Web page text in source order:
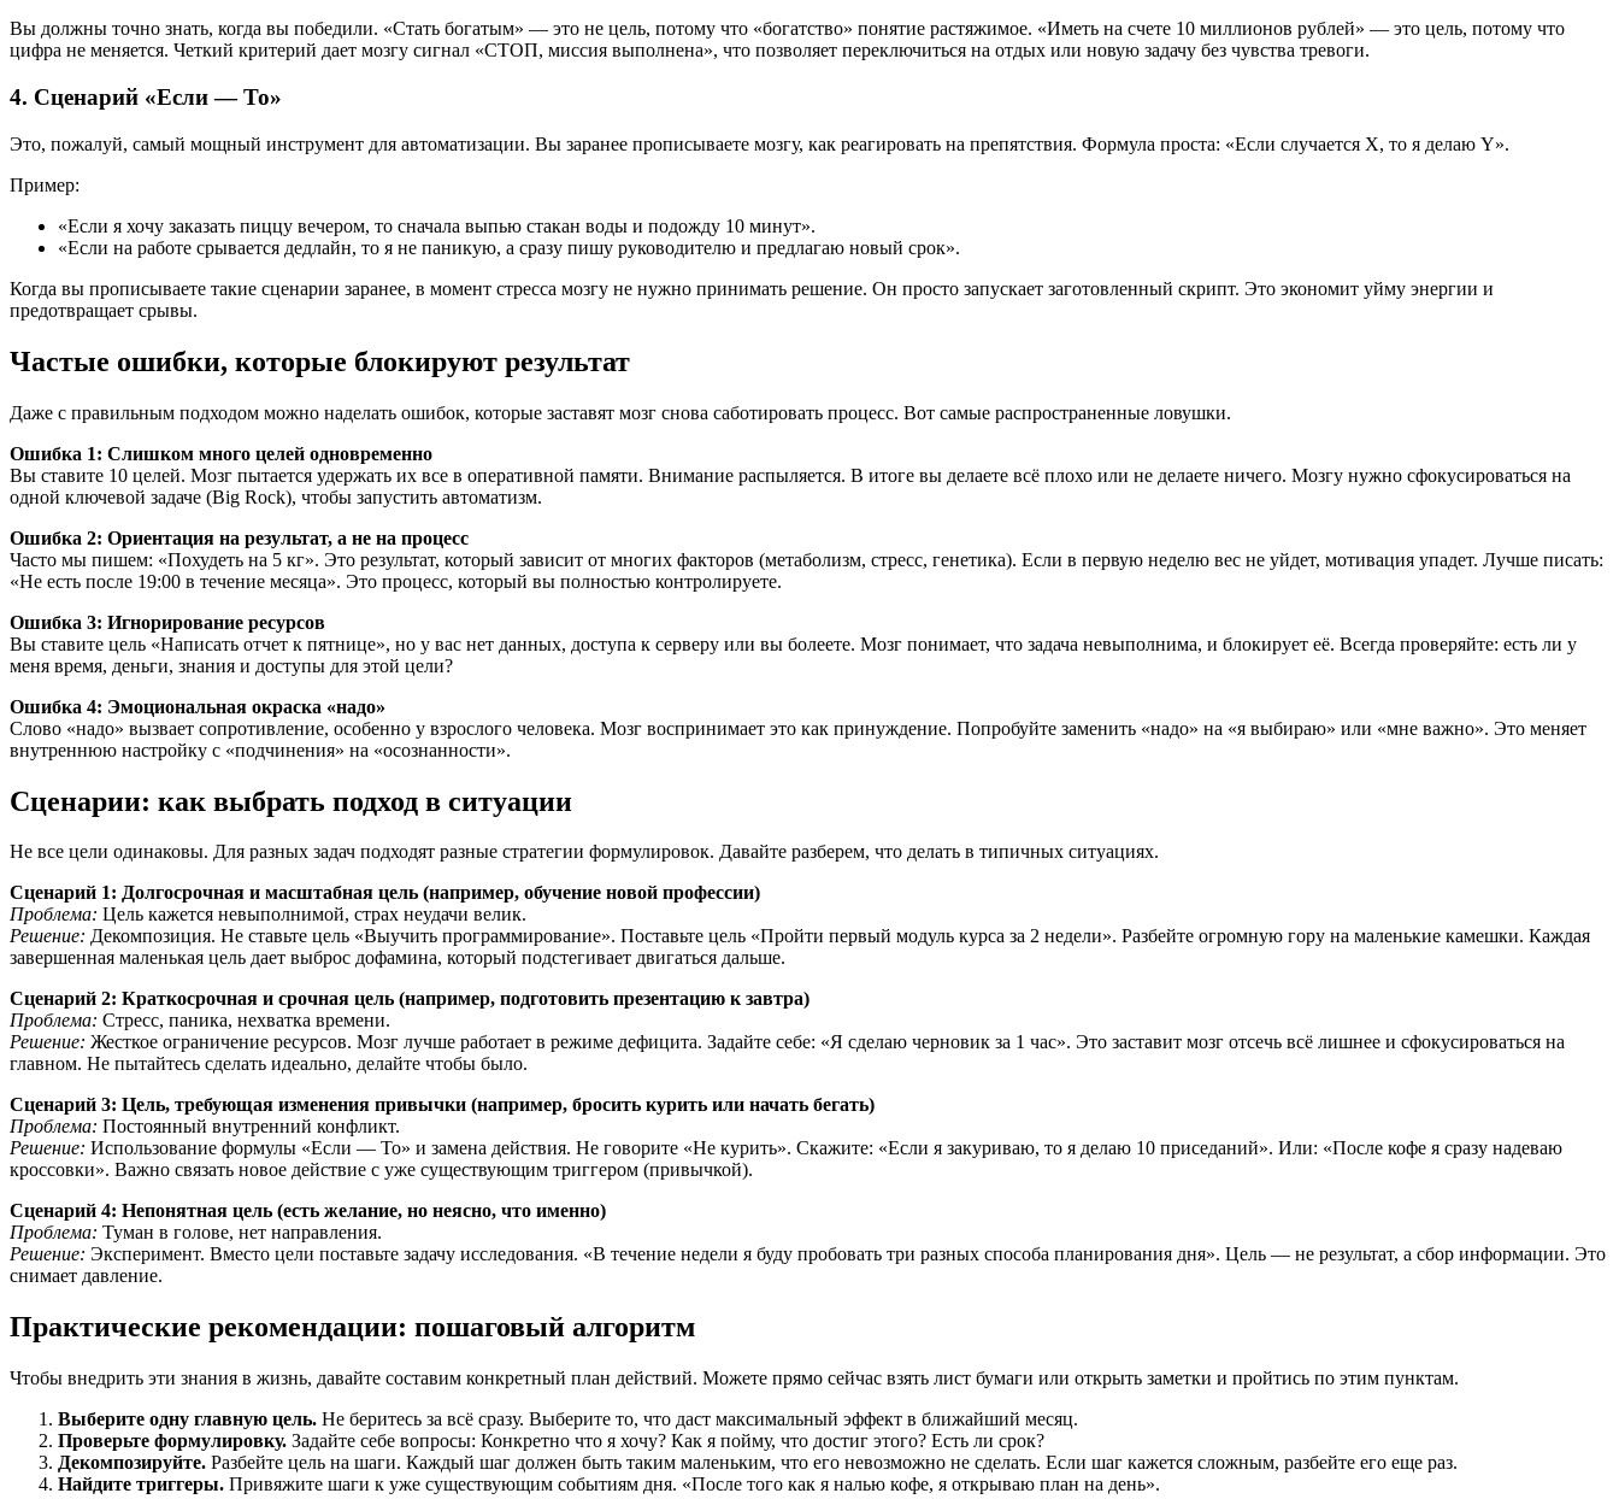
Вы должны точно знать, когда вы победили. «Стать богатым» — это не цель, потому что «богатство» понятие растяжимое. «Иметь на счете 10 миллионов рублей» — это цель, потому что
цифра не меняется. Четкий критерий дает мозгу сигнал «СТОП, миссия выполнена», что позволяет переключиться на отдых или новую задачу без чувства тревоги.
4. Сценарий «Если — То»
Это, пожалуй, самый мощный инструмент для автоматизации. Вы заранее прописываете мозгу, как реагировать на препятствия. Формула проста: «Если случается Х, то я делаю Y».
Пример:
«Если я хочу заказать пиццу вечером, то сначала выпью стакан воды и подожду 10 минут».
«Если на работе срывается дедлайн, то я не паникую, а сразу пишу руководителю и предлагаю новый срок».
Когда вы прописываете такие сценарии заранее, в момент стресса мозгу не нужно принимать решение. Он просто запускает заготовленный скрипт. Это экономит уйму энергии и
предотвращает срывы.
Частые ошибки, которые блокируют результат
Даже с правильным подходом можно наделать ошибок, которые заставят мозг снова саботировать процесс. Вот самые распространенные ловушки.
Ошибка 1: Слишком много целей одновременно
Вы ставите 10 целей. Мозг пытается удержать их все в оперативной памяти. Внимание распыляется. В итоге вы делаете всё плохо или не делаете ничего. Мозгу нужно сфокусироваться на
одной ключевой задаче (Big Rock), чтобы запустить автоматизм.
Ошибка 2: Ориентация на результат, а не на процесс
Часто мы пишем: «Похудеть на 5 кг». Это результат, который зависит от многих факторов (метаболизм, стресс, генетика). Если в первую неделю вес не уйдет, мотивация упадет. Лучше писать:
«Не есть после 19:00 в течение месяца». Это процесс, который вы полностью контролируете.
Ошибка 3: Игнорирование ресурсов
Вы ставите цель «Написать отчет к пятнице», но у вас нет данных, доступа к серверу или вы болеете. Мозг понимает, что задача невыполнима, и блокирует её. Всегда проверяйте: есть ли у
меня время, деньги, знания и доступы для этой цели?
Ошибка 4: Эмоциональная окраска «надо»
Слово «надо» вызвает сопротивление, особенно у взрослого человека. Мозг воспринимает это как принуждение. Попробуйте заменить «надо» на «я выбираю» или «мне важно». Это меняет
внутреннюю настройку с «подчинения» на «осознанности».
Сценарии: как выбрать подход в ситуации
Не все цели одинаковы. Для разных задач подходят разные стратегии формулировок. Давайте разберем, что делать в типичных ситуациях.
Сценарий 1: Долгосрочная и масштабная цель (например, обучение новой профессии)
Проблема: Цель кажется невыполнимой, страх неудачи велик.
Решение: Декомпозиция. Не ставьте цель «Выучить программирование». Поставьте цель «Пройти первый модуль курса за 2 недели». Разбейте огромную гору на маленькие камешки. Каждая
завершенная маленькая цель дает выброс дофамина, который подстегивает двигаться дальше.
Сценарий 2: Краткосрочная и срочная цель (например, подготовить презентацию к завтра)
Проблема: Стресс, паника, нехватка времени.
Решение: Жесткое ограничение ресурсов. Мозг лучше работает в режиме дефицита. Задайте себе: «Я сделаю черновик за 1 час». Это заставит мозг отсечь всё лишнее и сфокусироваться на
главном. Не пытайтесь сделать идеально, делайте чтобы было.
Сценарий 3: Цель, требующая изменения привычки (например, бросить курить или начать бегать)
Проблема: Постоянный внутренний конфликт.
Решение: Использование формулы «Если — То» и замена действия. Не говорите «Не курить». Скажите: «Если я закуриваю, то я делаю 10 приседаний». Или: «После кофе я сразу надеваю
кроссовки». Важно связать новое действие с уже существующим триггером (привычкой).
Сценарий 4: Непонятная цель (есть желание, но неясно, что именно)
Проблема: Туман в голове, нет направления.
Решение: Эксперимент. Вместо цели поставьте задачу исследования. «В течение недели я буду пробовать три разных способа планирования дня». Цель — не результат, а сбор информации. Это
снимает давление.
Практические рекомендации: пошаговый алгоритм
Чтобы внедрить эти знания в жизнь, давайте составим конкретный план действий. Можете прямо сейчас взять лист бумаги или открыть заметки и пройтись по этим пунктам.
Выберите одну главную цель. Не беритесь за всё сразу. Выберите то, что даст максимальный эффект в ближайший месяц.
Проверьте формулировку. Задайте себе вопросы: Конкретно что я хочу? Как я пойму, что достиг этого? Есть ли срок?
Декомпозируйте. Разбейте цель на шаги. Каждый шаг должен быть таким маленьким, что его невозможно не сделать. Если шаг кажется сложным, разбейте его еще раз.
Найдите триггеры. Привяжите шаги к уже существующим событиям дня. «После того как я налью кофе, я открываю план на день».